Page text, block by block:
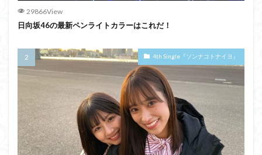
29866View
日向坂46の最新ペンライトカラーはこれだ！
4th Single『ソンナコトナイヨ』